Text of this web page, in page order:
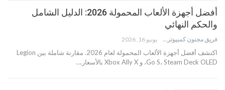
أفضل أجهزة الألعاب المحمولة 2026: الدليل الشامل
والحكم النهائي
فريق مجنون كمبيوتر يونيو 16, 2026
اكتشف أفضل أجهزة الألعاب المحمولة لعام 2026. مقارنة شاملة بين Legion
Go S، Steam Deck OLED، و Xbox Ally X بالأسعار.…